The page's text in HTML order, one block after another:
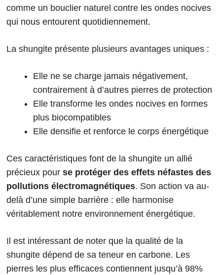
comme un bouclier naturel contre les ondes nocives
qui nous entourent quotidiennement.
La shungite présente plusieurs avantages uniques :
Elle ne se charge jamais négativement,
contrairement à d’autres pierres de protection
Elle transforme les ondes nocives en formes
plus biocompatibles
Elle densifie et renforce le corps énergétique
Ces caractéristiques font de la shungite un allié
précieux pour se protéger des effets néfastes des
pollutions électromagnétiques. Son action va au-
delà d’une simple barrière : elle harmonise
véritablement notre environnement énergétique.
Il est intéressant de noter que la qualité de la
shungite dépend de sa teneur en carbone. Les
pierres les plus efficaces contiennent jusqu’à 98%